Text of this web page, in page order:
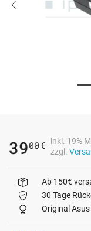
3900 €
inkl. 19%
zzgl.
Ab 150€
30 Tage
Original